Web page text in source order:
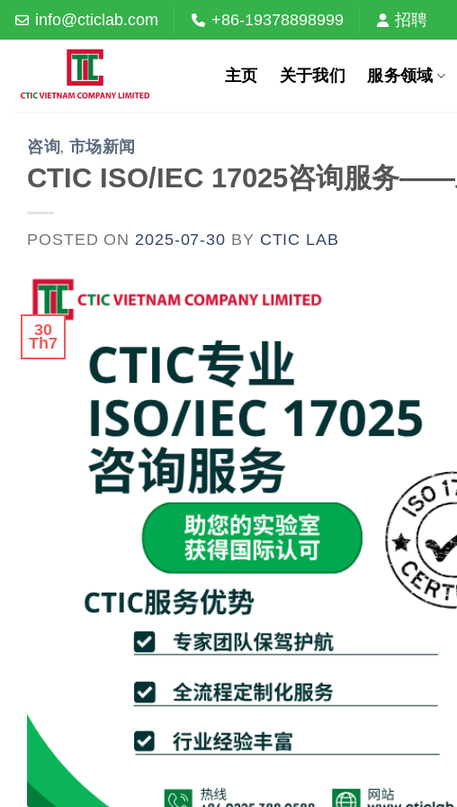
Skip
to
info@cticlab.com +86-19378898999 招聘
主页 关于我们 服务领域
咨询 , 市场新闻
CTIC ISO/IEC 17025咨询服务
POSTED ON 2025-07-30 BY CTIC LAB
30
Th7